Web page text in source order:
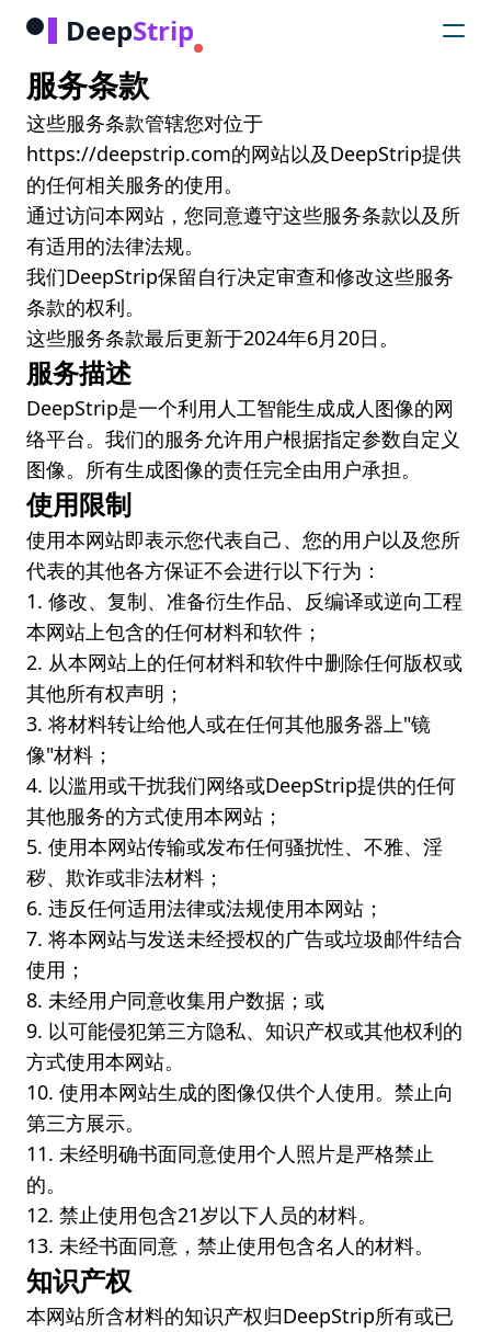
DeepStrip
服务条款
这些服务条款管辖您对位于
https://deepstrip.com的网站以及DeepStrip提供
的任何相关服务的使用。
通过访问本网站，您同意遵守这些服务条款以及所
有适用的法律法规。
我们DeepStrip保留自行决定审查和修改这些服务
条款的权利。
这些服务条款最后更新于2024年6月20日。
服务描述
DeepStrip是一个利用人工智能生成成人图像的网
络平台。我们的服务允许用户根据指定参数自定义
图像。所有生成图像的责任完全由用户承担。
使用限制
使用本网站即表示您代表自己、您的用户以及您所
代表的其他各方保证不会进行以下行为：
1. 修改、复制、准备衍生作品、反编译或逆向工程
本网站上包含的任何材料和软件；
2. 从本网站上的任何材料和软件中删除任何版权或
其他所有权声明；
3. 将材料转让给他人或在任何其他服务器上"镜
像"材料；
4. 以滥用或干扰我们网络或DeepStrip提供的任何
其他服务的方式使用本网站；
5. 使用本网站传输或发布任何骚扰性、不雅、淫
秽、欺诈或非法材料；
6. 违反任何适用法律或法规使用本网站；
7. 将本网站与发送未经授权的广告或垃圾邮件结合
使用；
8. 未经用户同意收集用户数据；或
9. 以可能侵犯第三方隐私、知识产权或其他权利的
方式使用本网站。
10. 使用本网站生成的图像仅供个人使用。禁止向
第三方展示。
11. 未经明确书面同意使用个人照片是严格禁止
的。
12. 禁止使用包含21岁以下人员的材料。
13. 未经书面同意，禁止使用包含名人的材料。
知识产权
本网站所含材料的知识产权归DeepStrip所有或已